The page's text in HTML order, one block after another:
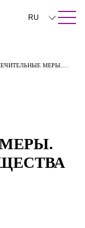
Закрыть
RU
中文
Italiano
Español
МЕРЫ.